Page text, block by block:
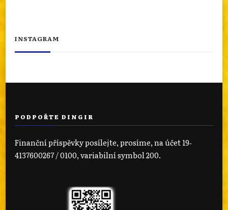
INSTAGRAM
PODPOŘTE DINGIR
Finanční příspěvky posílejte, prosíme, na účet 19‐
4137600267 / 0100, variabilní symbol 200.